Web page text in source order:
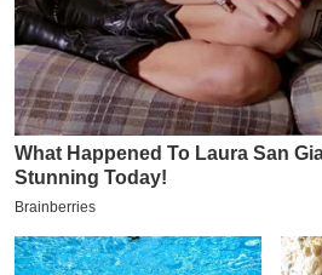
L
2
0
2
6
क्रा
म